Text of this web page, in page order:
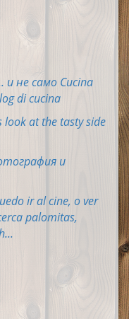
и не само Cucina
di cucina
at the tasty side
и
ir al cine, o ver
palomitas,